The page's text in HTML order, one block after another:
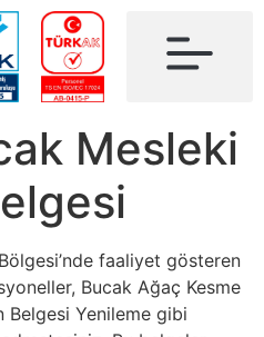
Mesleki
faaliyet gösteren
Bucak Ağaç Kesme
Belgesi Yenileme gibi